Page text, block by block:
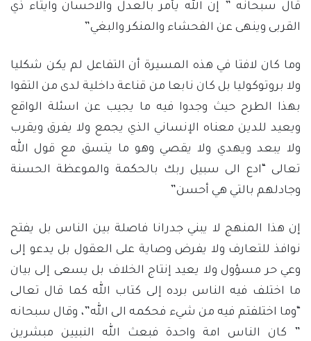
قال سبحانه ” إن الله يأمر بالعدل والاحسان وايتاء ذي
القربى وينهى عن الفحشاء والمنكر والبغي”
وما كان لافتا في هذه المسيرة أن التفاعل لم يكن شكليا
ولا بروتوكوليا بل كان نابعا من قناعة داخلية لدى من التقوا
بهذا الطرح حيث وجدوا فيه ما يجيب عن اسئلة الواقع
ويعيد للدين معناه الإنساني الذي يجمع ولا يفرق ويقرب
ولا يبعد ويهدي ولا يقصي وهو ما يتسق مع قول الله
تعالى “ادع الى سبيل ربك بالحكمة والموعظة الحسنة
وجادلهم بالتي هي أحسن”
إن هذا المنهج لا يبني جدرانا فاصلة بين الناس بل يفتح
نوافذ للتعارف ولا يفرض وصاية على العقول بل يدعو إلى
وعي حر مسؤول ولا يعيد إنتاج الخلاف بل يسعى إلى بيان
ما اختلف فيه الناس برده إلى كتاب الله كما قال تعالى
“وما اختلفتم فيه من شيء فحكمه الى الله”، وقال سبحانه
” كان الناس امة واحدة فبعث الله النبيين مبشرين